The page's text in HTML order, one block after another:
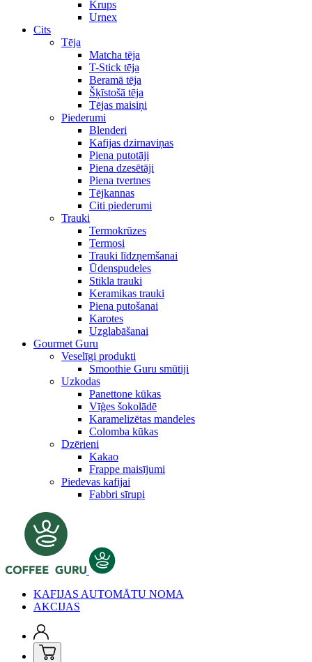
Krups
Urnex
Cits
Tēja
Matcha tēja
T-Stick tēja
Beramā tēja
Šķīstošā tēja
Tējas maisiņi
Piederumi
Blenderi
Kafijas dzirnaviņas
Piena putotāji
Piena dzesētāji
Piena tvertnes
Tējkannas
Citi piederumi
Trauki
Termokrūzes
Termosi
Trauki līdzņemšanai
Ūdenspudeles
Stikla trauki
Keramikas trauki
Piena putošanai
Karotes
Uzglabāšanai
Gourmet Guru
Veselīgi produkti
Smoothie Guru smūtiji
Uzkodas
Panettone kūkas
Vīģes šokolādē
Karamelizētas mandeles
Colomba kūkas
Dzērieni
Kakao
Frappe maisījumi
Piedevas kafijai
Fabbri sīrupi
KAFIJAS AUTOMĀTU NOMA
AKCIJAS